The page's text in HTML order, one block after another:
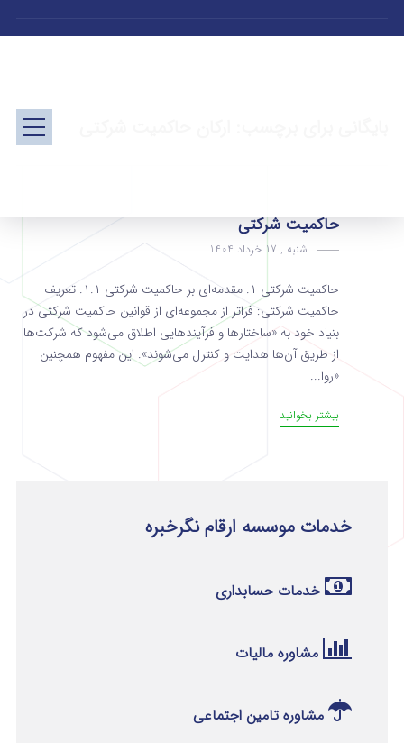
حاکمیت شرکتی
شنبه , 17 خرداد 1404
حاکمیت شرکتى ۱. مقدمه‌ای بر حاکمیت شرکتی ۱.۱. تعریف
حاکمیت شرکتی: فراتر از مجموعه‌ای از قوانین حاکمیت شرکتی در
بنیاد خود به «ساختارها و فرآیندهایی اطلاق می‌شود که شرکت‌ها
از طریق آن‌ها هدایت و کنترل می‌شوند». این مفهوم همچنین
«روا...
بیشتر بخوانید
خدمات موسسه ارقام نگرخبره
خدمات حسابداری
مشاوره مالیات
مشاوره تامین اجتماعی